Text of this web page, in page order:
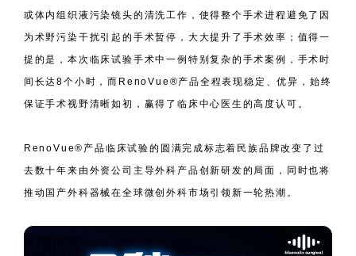
或体内组织液污染镜头的清洗工作，使得整个手术进程避免了因
为术野污染干扰引起的手术暂停，大大提升了手术效率；值得一
提的是，本次临床试验手术中一例特别复杂的手术案例，手术时
间长达8个小时，而RenoVue®产品全程表现稳定、优异，始终
保证手术视野清晰如初，赢得了临床中心医生的高度认可。
RenoVue®产品临床试验的圆满完成标志着民族品牌改变了过
去数十年来由外资公司主导外科产品创新研发的局面，同时也将
推动国产外科器械在全球微创外科市场引领新一轮热潮。